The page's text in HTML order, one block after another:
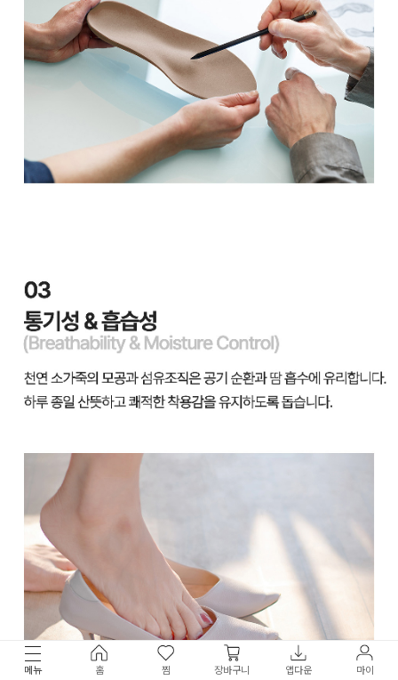
메뉴 홈 찜 장바구니 앱다운 마이